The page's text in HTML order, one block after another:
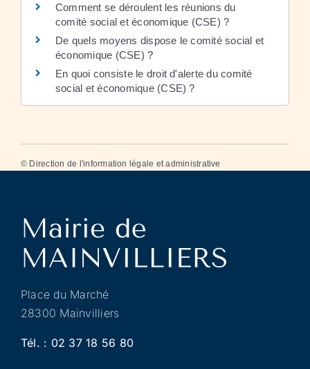
Comment se déroulent les réunions du
comité social et économique (CSE) ?
De quels moyens dispose le comité social et
économique (CSE) ?
En quoi consiste le droit d'alerte du comité
social et économique (CSE) ?
© Direction de l'information légale et administrative
Place du Marché
28300 Mainvilliers
Tél. : 02 37 18 56 80